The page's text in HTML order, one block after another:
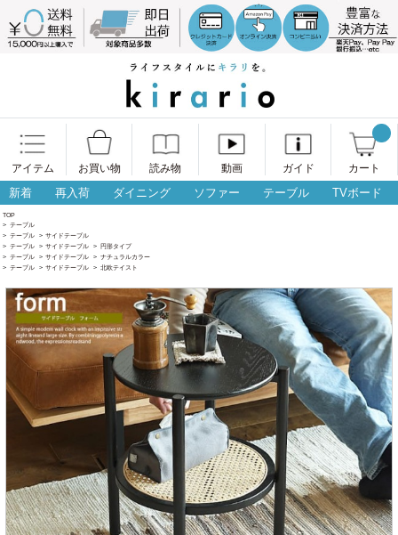
アイテム お買い物 読み物 動画 ガイド カート
新着 再入荷 ダイニング ソファー テーブル TVボード
TOP
> テーブル
> テーブル > サイドテーブル
> テーブル > サイドテーブル > 円形タイプ
> テーブル > サイドテーブル > ナチュラルカラー
> テーブル > サイドテーブル > 北欧テイスト